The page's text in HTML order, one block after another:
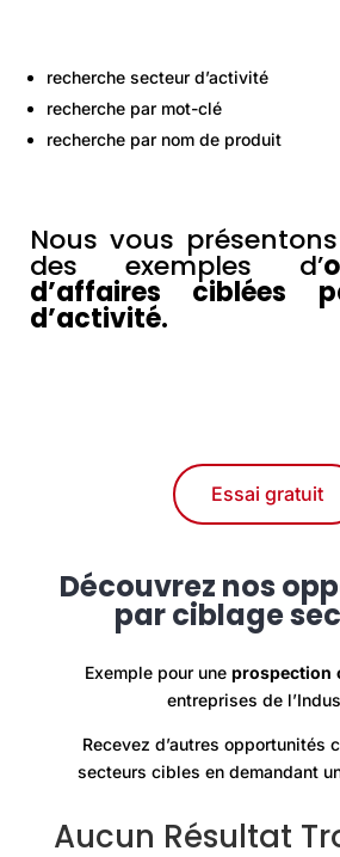
recherche secteur d’activité
recherche par mot-clé
recherche par nom de produit
Nous vous
des exemples d’
d’affaires ciblées
d’activité.
Essai gratuit
Découvrez nos
par ciblage
Exemple pour une prospection
entreprises de
Recevez d’autres opportunités
secteurs cibles en demandant
Aucun Résultat